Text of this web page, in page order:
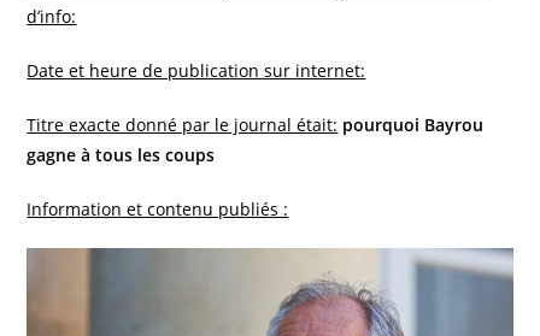
d’info:
Date et heure de publication sur internet:
Titre exacte donné par le journal était: pourquoi Bayrou
gagne à tous les coups
Information et contenu publiés :